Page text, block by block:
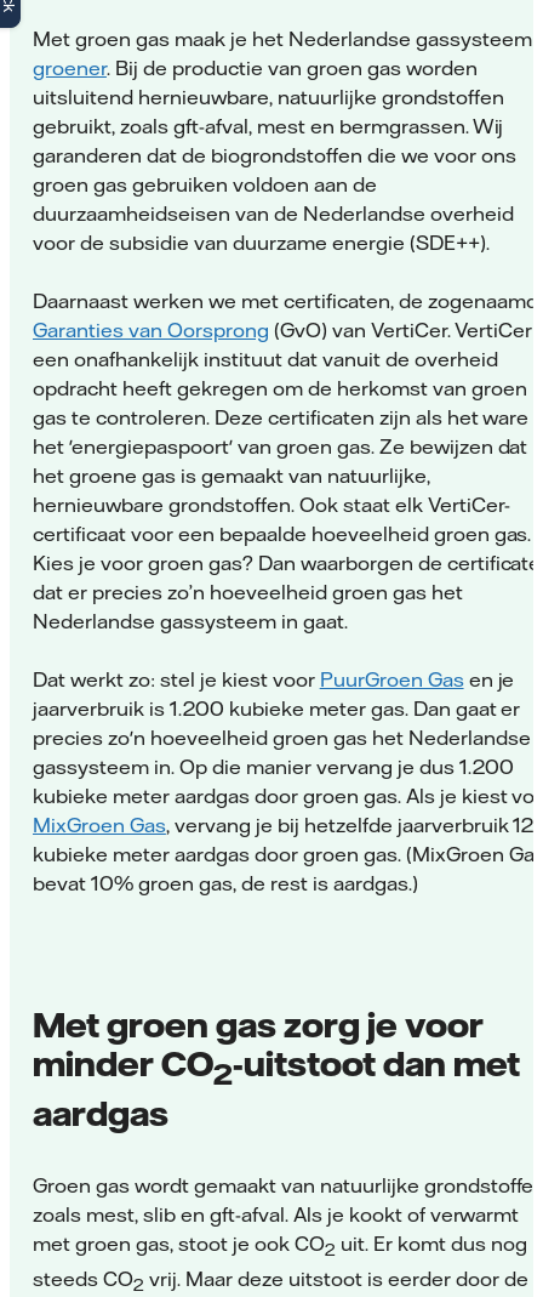
Met groen gas maak je het Nederlandse gassysteem
groener. Bij de productie van groen gas worden
uitsluitend hernieuwbare, natuurlijke grondstoffen
gebruikt, zoals gft-afval, mest en bermgrassen. Wij
garanderen dat de biogrondstoffen die we voor ons
groen gas gebruiken voldoen aan de
duurzaamheidseisen van de Nederlandse overheid
voor de subsidie van duurzame energie (SDE++).
Daarnaast werken we met certificaten, de
Garanties van Oorsprong (GvO) van VertiCer. VertiCer
een onafhankelijk instituut dat vanuit de overheid
opdracht heeft gekregen om de herkomst van groen
gas te controleren. Deze certificaten zijn als het ware
het 'energiepaspoort' van groen gas. Ze bewijzen dat
het groene gas is gemaakt van natuurlijke,
hernieuwbare grondstoffen. Ook staat elk VertiCer-
certificaat voor een bepaalde hoeveelheid groen gas.
Kies je voor groen gas? Dan waarborgen de
dat er precies zo’n hoeveelheid groen gas het
Nederlandse gassysteem in gaat.
Dat werkt zo: stel je kiest voor PuurGroen Gasen je
jaarverbruik is 1.200 kubieke meter gas. Dan gaat er
precies zo'n hoeveelheid groen gas het Nederlandse
gassysteem in. Op die manier vervang je dus 1.200
kubieke meter aardgas door groen gas. Als je kiest
MixGroen Gas, vervang je bij hetzelfde jaarverbruik
kubieke meter aardgas door groen gas. (MixGroen
bevat 10% groen gas, de rest is aardgas.)
Met groen gas zorg je voor
minder CO2-uitstoot dan met
aardgas
Groen gas wordt gemaakt van natuurlijke
zoals mest, slib en gft-afval. Als je kookt of verwarmt
met groen gas, stoot je ook CO2 uit. Er komt dus nog
steeds CO2 vrij. Maar deze uitstoot is eerder door de